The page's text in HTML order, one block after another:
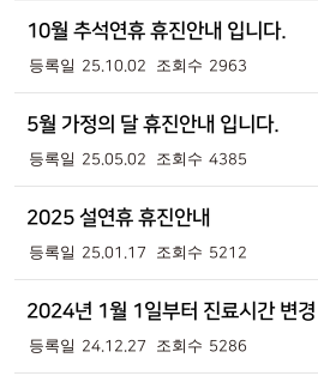
10월 추석연휴 휴진안내 입니다.
25.10.02 2963
5월 가정의 달 휴진안내 입니다.
25.05.02 4385
2025 설연휴 휴진안내
25.01.17 5212
2024년 1월 1일부터 진료시간 변경
24.12.27 5286